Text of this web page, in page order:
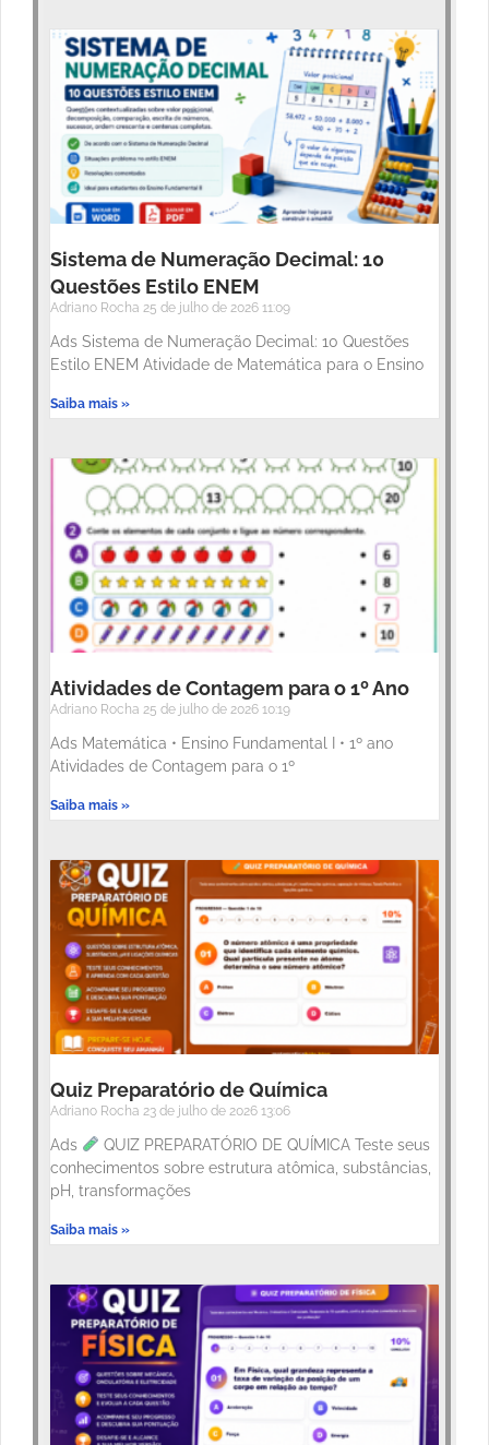
Sistema de Numeração Decimal: 10
Questões Estilo ENEM
Adriano Rocha 25 de julho de 2026 11:09
Ads Sistema de Numeração Decimal: 10 Questões
Estilo ENEM Atividade de Matemática para o Ensino
Saiba mais »
Atividades de Contagem para o 1º Ano
Adriano Rocha 25 de julho de 2026 10:19
Ads Matemática • Ensino Fundamental I • 1º ano
Atividades de Contagem para o 1º
Saiba mais »
Quiz Preparatório de Química
Adriano Rocha 23 de julho de 2026 13:06
Ads
QUIZ PREPARATÓRIO DE QUÍMICA Teste seus
conhecimentos sobre estrutura atômica, substâncias,
pH, transformações
Saiba mais »